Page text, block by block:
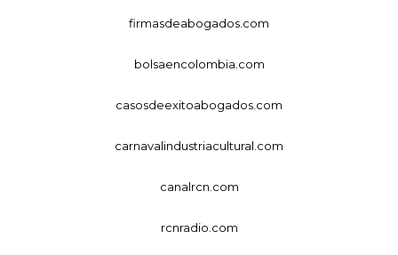
firmasdeabogados.com
bolsaencolombia.com
casosdeexitoabogados.com
carnavalindustriacultural.com
canalrcn.com
rcnradio.com